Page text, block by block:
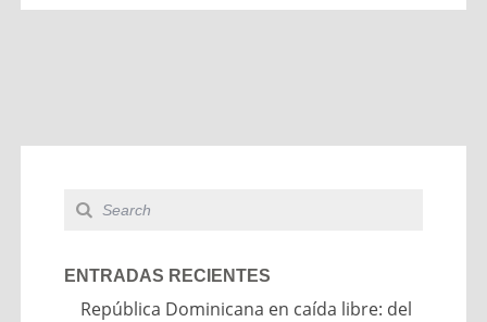
ENTRADAS RECIENTES
República Dominicana en caída libre: del